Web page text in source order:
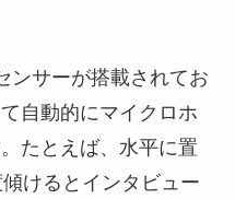
ンサーが搭載されてお
自動的にマイクロホ
たとえば、水平に置
けるとインタビュー